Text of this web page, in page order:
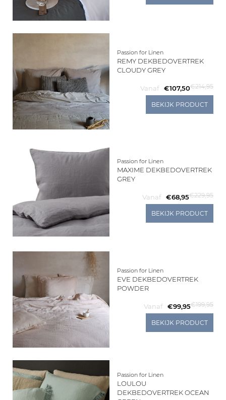
Sale
Living
Mijn
Account
Passion for Linen
REMY DEKBEDOVERTREK
CLOUDY GREY
Vanaf €107,50€214,95
BEKIJK PRODUCT
Passion for Linen
MAXIME DEKBEDOVERTREK
GREY
Vanaf €68,95€229,95
BEKIJK PRODUCT
Passion for Linen
EVE DEKBEDOVERTREK
POWDER
Vanaf €99,95€199,95
BEKIJK PRODUCT
Passion for Linen
LOULOU
DEKBEDOVERTREK OCEAN